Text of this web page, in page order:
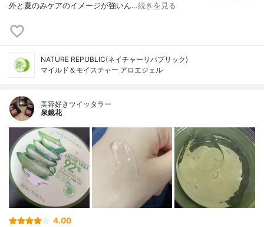
外と夏のみケアのイメージが強いん…続きを見る
NATURE REPUBLIC(ネイチャーリパブリック)
マイルド＆モイスチャー アロエジェル
美容好きツイッタラー
泉鏡花
4.00